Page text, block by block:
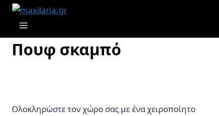
Πουφ σκαμπό
Ολοκληρώστε τον χώρο σας με ένα χειροποίητο